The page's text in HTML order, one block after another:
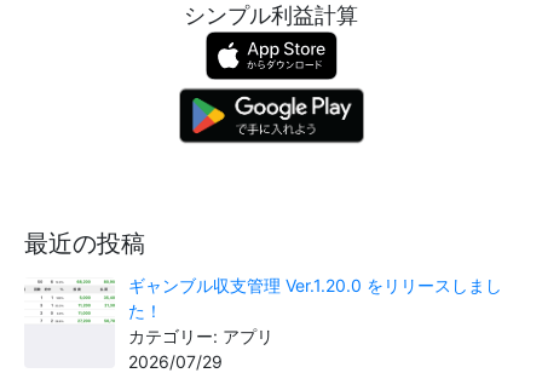
シンプル利益計算
最近の投稿
ギャンブル収支管理 Ver.1.20.0 をリリースしまし
た！
カテゴリー: アプリ
2026/07/29